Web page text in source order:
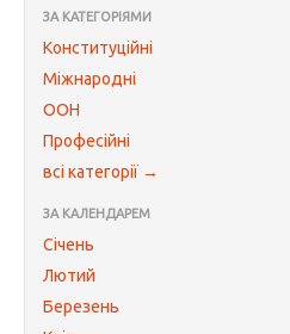
ЗА КАТЕГОРІЯМИ
Конституційні
Міжнародні
ООН
Професійні
всі категорії →
ЗА КАЛЕНДАРЕМ
Січень
Лютий
Березень